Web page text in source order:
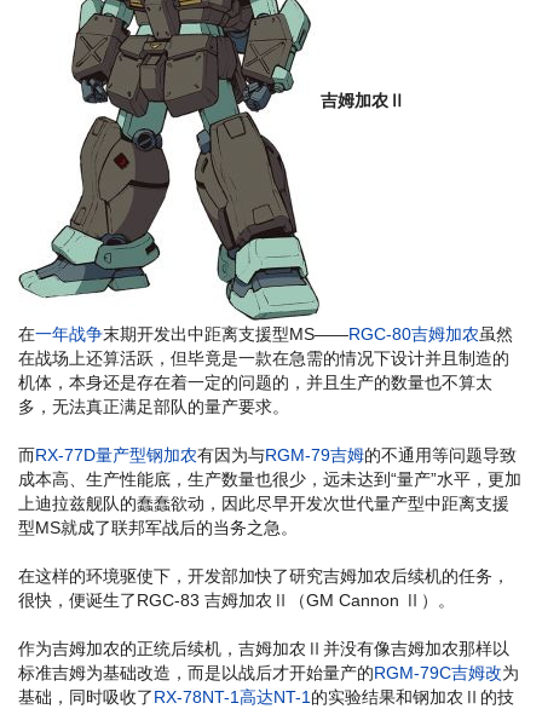
吉姆加农Ⅱ
在一年战争末期开发出中距离支援型MS——RGC-80吉姆加农虽然
在战场上还算活跃，但毕竟是一款在急需的情况下设计并且制造的
机体，本身还是存在着一定的问题的，并且生产的数量也不算太
多，无法真正满足部队的量产要求。
而RX-77D量产型钢加农有因为与RGM-79吉姆的不通用等问题导致
成本高、生产性能底，生产数量也很少，远未达到“量产”水平，更加
上迪拉兹舰队的蠢蠢欲动，因此尽早开发次世代量产型中距离支援
型MS就成了联邦军战后的当务之急。
在这样的环境驱使下，开发部加快了研究吉姆加农后续机的任务，
很快，便诞生了RGC-83 吉姆加农Ⅱ（GM Cannon Ⅱ）。
作为吉姆加农的正统后续机，吉姆加农Ⅱ并没有像吉姆加农那样以
标准吉姆为基础改造，而是以战后才开始量产的RGM-79C吉姆改为
基础，同时吸收了RX-78NT-1高达NT-1的实验结果和钢加农Ⅱ的技